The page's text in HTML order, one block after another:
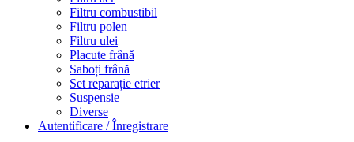
Filtru combustibil
Filtru polen
Filtru ulei
Placute frână
Saboți frână
Set reparație etrier
Suspensie
Diverse
Autentificare / Înregistrare